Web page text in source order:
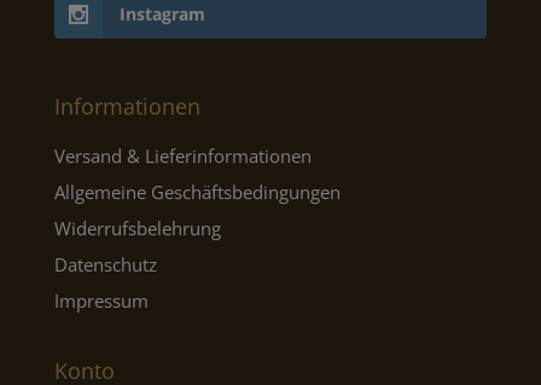
Instagram
Informationen
Versand & Lieferinformationen
Allgemeine Geschäftsbedingungen
Widerrufsbelehrung
Datenschutz
Impressum
Konto